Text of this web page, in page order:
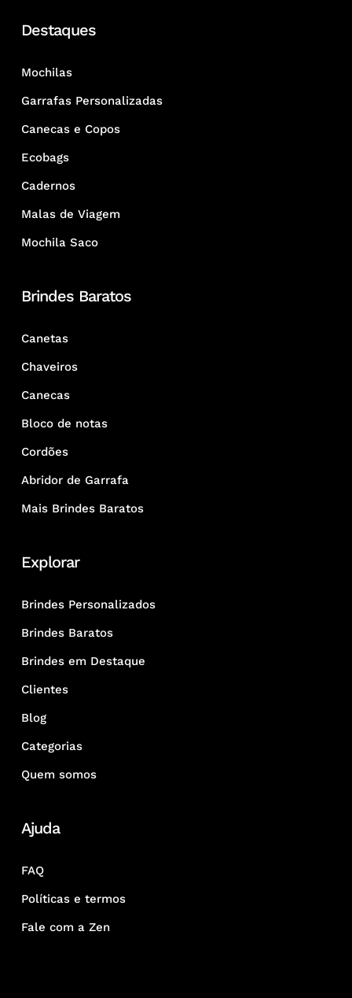
Destaques
Mochilas
Garrafas Personalizadas
Canecas e Copos
Ecobags
Cadernos
Malas de Viagem
Mochila Saco
Brindes Baratos
Canetas
Chaveiros
Canecas
Bloco de notas
Cordões
Abridor de Garrafa
Mais Brindes Baratos
Explorar
Brindes Personalizados
Brindes Baratos
Brindes em Destaque
Clientes
Blog
Categorias
Quem somos
Ajuda
FAQ
Políticas e termos
Fale com a Zen